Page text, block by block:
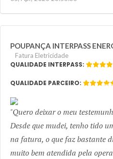
POUPANÇA INTERPASS
Fatura Eletricidade
QUALIDADE INTERPASS:
QUALIDADE PARCEIRO:
Quero deixar o meu
Desde que mudei, tenho tido
na fatura, o que faz bastante
muito bem atendida pela